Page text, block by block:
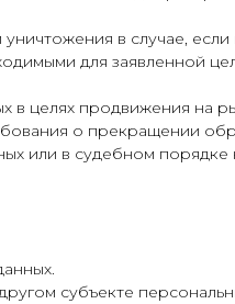
в случае,
для заявленной
в целях продвижения на
о прекращении
или в судебном
субъекте